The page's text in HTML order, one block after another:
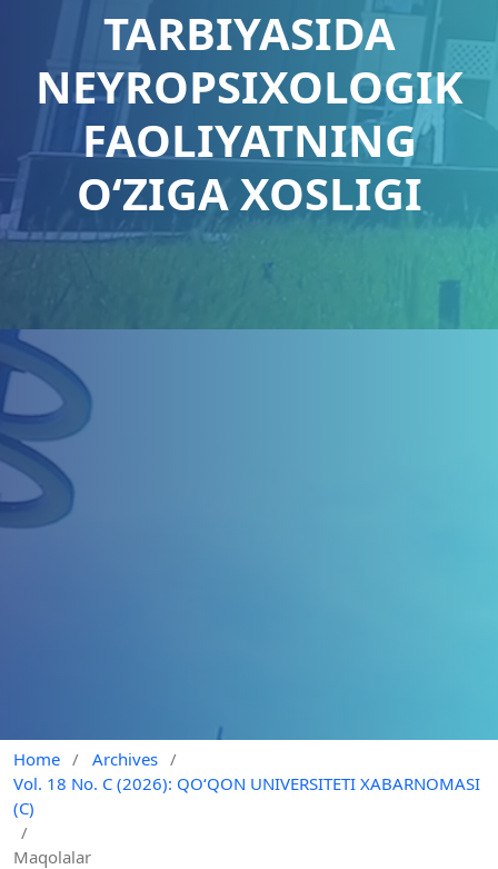
TARBIYASIDA
NEYROPSIXOLOGIK
FAOLIYATNING
O‘ZIGA XOSLIGI
Home / Archives /
Vol. 18 No. C (2026): QO‘QON UNIVERSITETI XABARNOMASI
(C)
/
Maqolalar